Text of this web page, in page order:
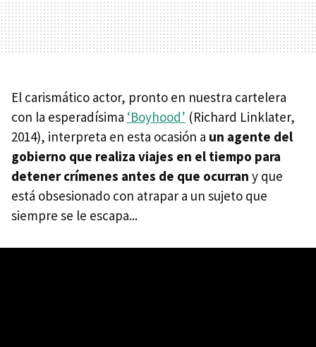
El carismático actor, pronto en nuestra cartelera
con la esperadísima ‘Boyhood’ (Richard Linklater,
2014), interpreta en esta ocasión a un agente del
gobierno que realiza viajes en el tiempo para
detener crímenes antes de que ocurran y que
está obsesionado con atrapar a un sujeto que
siempre se le escapa...